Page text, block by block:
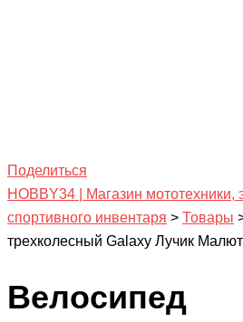
Поделиться
HOBBY34 | Магазин мототехники,
спортивного инвентаря > Товары
трехколесный Galaxy Лучик
Велосипед